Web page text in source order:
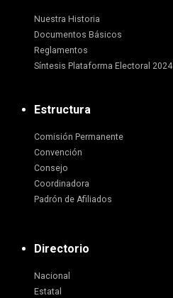
Nuestra Historia
Documentos Básicos
Reglamentos
Síntesis Plataforma Electoral 2024
Estructura
Comisión Permanente
Convención
Consejo
Coordinadora
Padrón de Afiliados
Directorio
Nacional
Estatal